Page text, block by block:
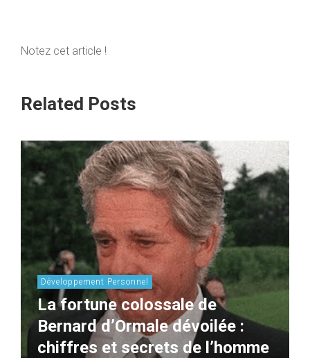
Notez cet article !
Related Posts
Développement Personnel
La fortune colossale de
Bernard d’Ormale dévoilée :
chiffres et secrets de l’homme